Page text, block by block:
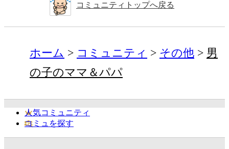
コミュニティトップへ戻る
ホーム コミュニティ その他
男
の子のママ＆パパ
人気コミュニティ
コミュを探す